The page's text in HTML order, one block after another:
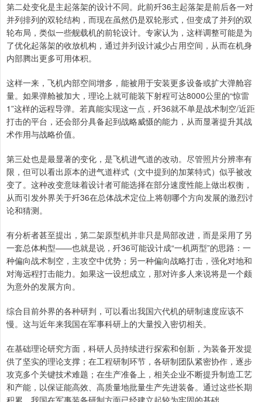
第二处变化是主起落架的设计不同。此前歼36主起落架是前后各一对
并列排列的双轮结构，而现在虽然仍是双轮形式，但变成了并列的双
轮布局，类似一些舰载机的前轮设计。专家认为，这样调整可能是为
了优化起落架的收放机构，通过并列设计减少占用空间，从而在机身
内部腾出更多可用体积。
这样一来，飞机内部空间增多，能被用于安装更多设备或扩大弹舱容
量。如果弹舱被加大，理论上就可能装下射程可达8000公里的“惊雷
1”这样的远程导弹。若真能实现这一点，歼36就不单是战术制空/近距
打击的平台，还会部分具备起到战略威慑的能力，从而显著提升其战
术作用与战略价值。
第三处也是最显著的变化，是飞机进气道的改动。尽管照片分辨率有
限，但可以看出原本的进气道样式（文中提到的加莱特式）似乎被改
变了。这种改变意味着设计者可能选择在部分速度性能上做出权衡，
从而引发外界关于歼36在总体战术定位上将朝哪个方向发展的激烈讨
论和猜测。
有分析者甚至提出，第二架原型机并非只是局部改进，而是采用了另
一套总体构型——也就是说，歼36可能设计成“一机两型”的思路：一
种偏向战术制空，主攻空中优势；另一种偏向战略打击，强化对地和
对海远程打击能力。如果这一设想成立，那对许多人来说将是一个颇
为意外的发展方向。
综合目前外界的各种研判，可以看出我国六代机的研制速度应该不
慢。这与近年来我国在军事科研上的大量投入密切相关。
在基础理论研究方面，科研人员持续进行探索和创新，为装备开发提
供了坚实的理论支撑；在工程研制环节，各研制团队紧密协作，逐步
攻克多个关键技术难题；在生产准备上，相关企业不断提升制造工艺
和产能，以保证能高效、高质量地批量生产先进装备。通过这些长期